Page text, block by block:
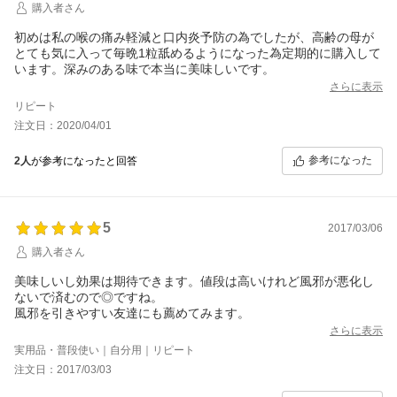
購入者さん
初めは私の喉の痛み軽減と口内炎予防の為でしたが、高齢の母が
とても気に入って毎晩1粒舐めるようになった為定期的に購入して
います。深みのある味で本当に美味しいです。
さらに表示
リピート
注文日：2020/04/01
2人が参考になったと回答 参考になった
5
2017/03/06
購入者さん
美味しいし効果は期待できます。値段は高いけれど風邪が悪化し
ないで済むので◎ですね。
風邪を引きやすい友達にも薦めてみます。
さらに表示
実用品・普段使い｜自分用｜リピート
注文日：2017/03/03